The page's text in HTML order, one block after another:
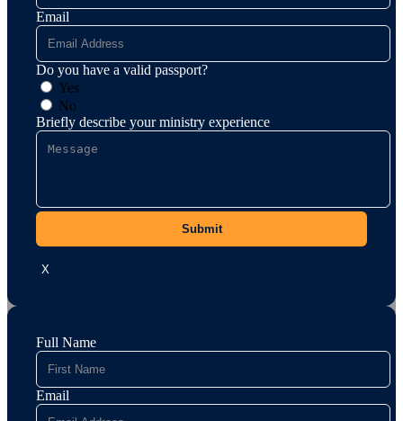
Email
Do you have a valid passport?
Yes
No
Briefly describe your ministry experience
Submit
X
Full Name
Email